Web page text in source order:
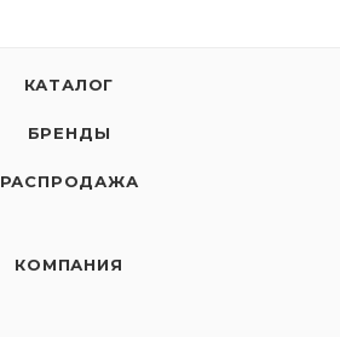
КАТАЛОГ
БРЕНДЫ
РАСПРОДАЖА
КОМПАНИЯ